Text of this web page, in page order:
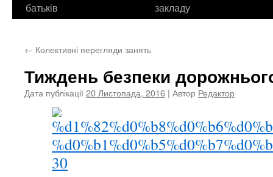
батьків
закладу
← Колективні перегляди занять
Тиждень безпеки
Дата публікації20 Листопада, 2016 | Автор Редактор